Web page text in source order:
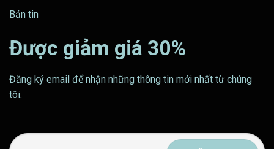
Bản tin
Được giảm giá 30%
Đăng ký email để nhận những thông tin mới nhất từ chúng
tôi.